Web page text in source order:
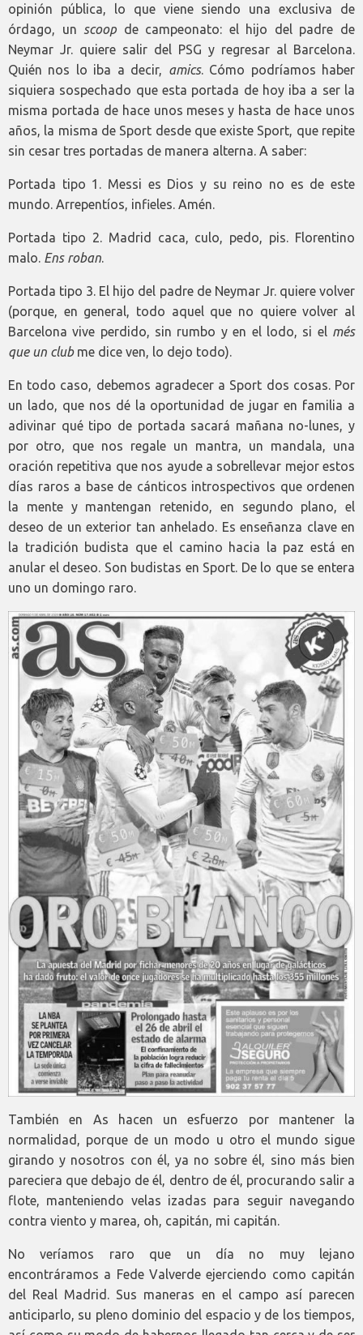
opinión pública, lo que viene siendo una exclusiva de
órdago, un
scoop de campeonato: el hijo del padre de
Neymar Jr. quiere salir del PSG y regresar al Barcelona.
Quién nos lo iba a decir, amics. Cómo podríamos haber
siquiera sospechado que esta portada de hoy iba a ser la
misma portada de hace unos meses y hasta de hace unos
años, la misma de Sport desde que existe Sport, que repite
sin cesar tres portadas de manera alterna. A saber:
Portada tipo 1. Messi es Dios y su reino no es de este
mundo. Arrepentíos, infieles. Amén.
Portada tipo 2. Madrid caca, culo, pedo, pis. Florentino
malo. Ens roban
Portada tipo 3. El hijo del padre de Neymar Jr. quiere volver
(porque, en general, todo aquel que no quiere volver al
Barcelona vive perdido, sin rumbo y en el lodo, si el més
que un clubme dice ven, lo dejo todo).
En todo caso, debemos agradecer a Sport dos cosas. Por
un lado, que nos dé la oportunidad de jugar en familia a
adivinar qué tipo de portada sacará mañana no-lunes, y
por otro, que nos regale un mantra, un mandala, una
oración repetitiva que nos ayude a sobrellevar mejor estos
días raros a base de cánticos introspectivos que ordenen
la mente y mantengan retenido, en segundo plano, el
deseo de un exterior tan anhelado. Es enseñanza clave en
la tradición budista que el camino hacia la paz está en
anular el deseo. Son budistas en Sport. De lo que se entera
uno un domingo raro.
También en As hacen un esfuerzo por mantener la
normalidad, porque de un modo u otro el mundo sigue
girando y nosotros con él, ya no sobre él, sino más bien
pareciera que debajo de él, dentro de él, procurando salir a
flote, manteniendo velas izadas para seguir navegando
contra viento y marea, oh, capitán, mi capitán.
No veríamos raro que un día no muy lejano
encontráramos a Fede Valverde ejerciendo como capitán
del Real Madrid. Sus maneras en el campo así parecen
anticiparlo, su pleno dominio del espacio y de los tiempos,